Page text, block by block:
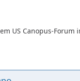
US Canopus-Forum